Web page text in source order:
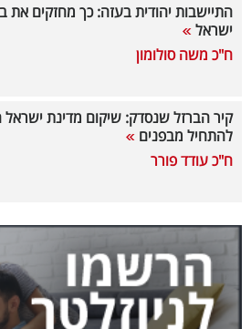
עסקי
קריירה
ולימודים
רייטינג
בריאות
התיישבות יהודית בעזה: כך מחזקים את
ישראל
ח"כ משה סולומון
קיר הברזל שנסדק: שיקום מדינת ישראל
להתחיל מבפנים
ח"כ עודד פורר